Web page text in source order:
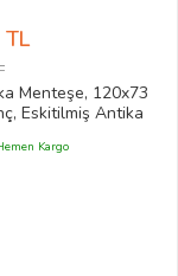
Menteşe, 120x73
Eskitilmiş Antika
Kargo